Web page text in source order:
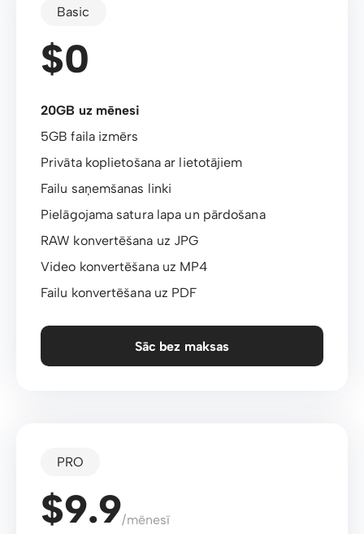
Basic
$0
20GB uz mēnesi
5GB faila izmērs
Privāta koplietošana ar lietotājiem
Failu saņemšanas linki
Pielāgojama satura lapa un pārdošana
RAW konvertēšana uz JPG
Video konvertēšana uz MP4
Failu konvertēšana uz PDF
Sāc bez maksas
PRO
$9.9/mēnesī